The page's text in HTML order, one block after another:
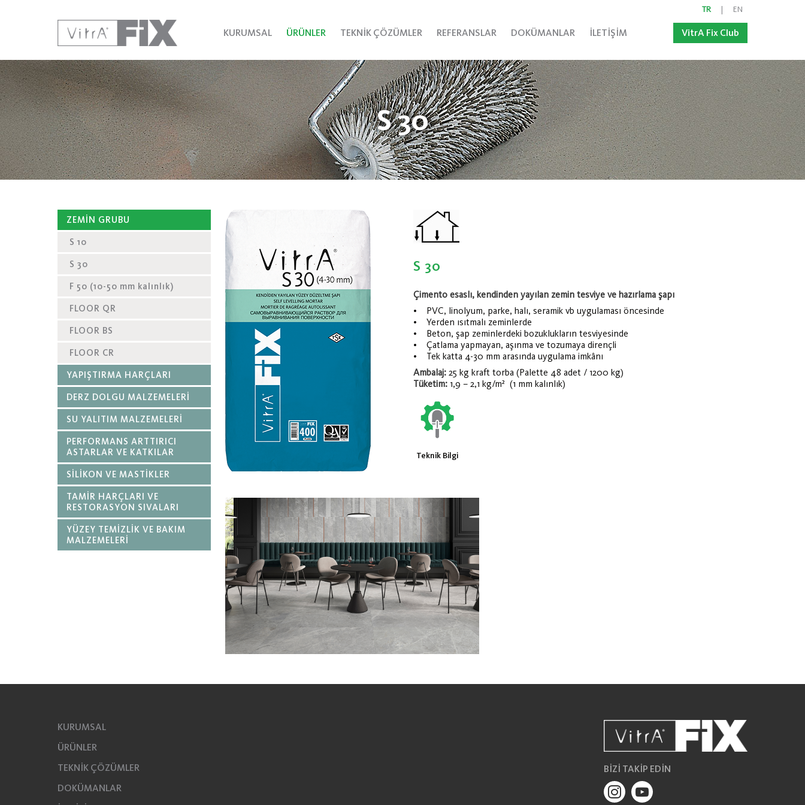
TR | EN
KURUMSAL ÜRÜNLER TEKNİK ÇÖZÜMLER REFERANSLAR DOKÜMANLAR İLETİŞİM VitrA Fix Club
S 30
ZEMİN GRUBU
S 10
S 30
F 50 (10-50 mm kalınlık)
FLOOR QR
FLOOR BS
FLOOR CR
YAPIŞTIRMA HARÇLARI
DERZ DOLGU MALZEMELERİ
SU YALITIM MALZEMELERİ
PERFORMANS ARTTIRICI
ASTARLAR VE KATKILAR
SİLİKON VE MASTİKLER
TAMİR HARÇLARI VE
RESTORASYON SIVALARI
YÜZEY TEMİZLİK VE BAKIM
MALZEMELERİ
S 30
Çimento esaslı, kendinden yayılan zemin tesviye ve hazırlama şapı
• PVC, linolyum, parke, halı, seramik vb uygulaması öncesinde
• Yerden ısıtmalı zeminlerde
• Beton, şap zeminlerdeki bozuklukların tesviyesinde
• Çatlama yapmayan, aşınma ve tozumaya dirençli
• Tek katta 4-30 mm arasında uygulama imkânı
Ambalaj: 25 kg kraft torba (Palette 48 adet / 1200 kg)
Tüketim: 1,9 – 2,1 kg/m² (1 mm kalınlık)
Teknik Bilgi
KURUMSAL
ÜRÜNLER
TEKNİK ÇÖZÜMLER
DOKÜMANLAR
BİZİ TAKİP EDİN